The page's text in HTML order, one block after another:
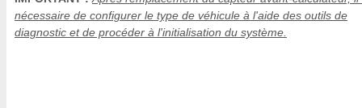
nécessaire de configurer le type de véhicule à l'aide des outils de
diagnostic et de procéder à l'initialisation du système.